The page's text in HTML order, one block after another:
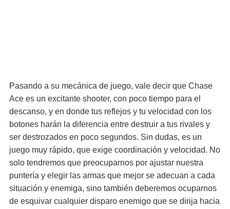
Pasando a su mecánica de juego, vale decir que Chase
Ace es un excitante shooter, con poco tiempo para el
descanso, y en donde tus reflejos y tu velocidad con los
botones harán la diferencia entre destruir a tus rivales y
ser destrozados en poco segundos. Sin dudas, es un
juego muy rápido, que exige coordinación y velocidad. No
solo tendremos que preocuparnos por ajustar nuestra
puntería y elegir las armas que mejor se adecuan a cada
situación y enemiga, sino también deberemos ocuparnos
de esquivar cualquier disparo enemigo que se dirija hacia